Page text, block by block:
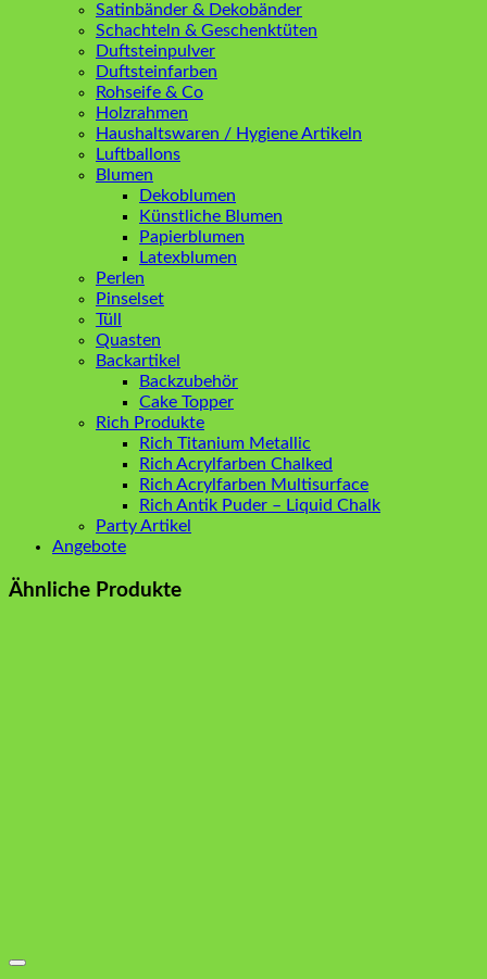
Satinbänder & Dekobänder
Schachteln & Geschenktüten
Duftsteinpulver
Duftsteinfarben
Rohseife & Co
Holzrahmen
Haushaltswaren / Hygiene Artikeln
Luftballons
Blumen
Dekoblumen
Künstliche Blumen
Papierblumen
Latexblumen
Perlen
Pinselset
Tüll
Quasten
Backartikel
Backzubehör
Cake Topper
Rich Produkte
Rich Titanium Metallic
Rich Acrylfarben Chalked
Rich Acrylfarben Multisurface
Rich Antik Puder – Liquid Chalk
Party Artikel
Angebote
Ähnliche Produkte